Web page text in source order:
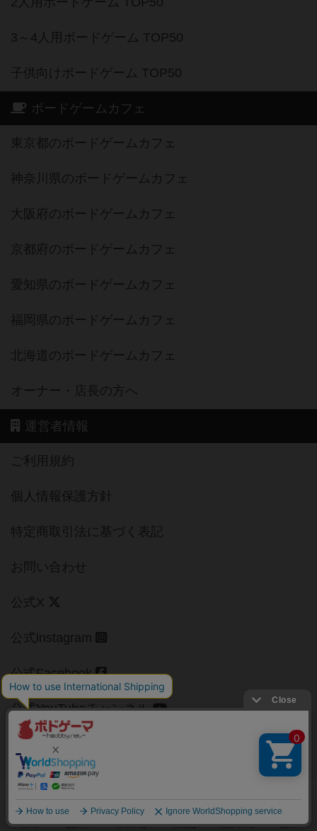
3～4人用ボードゲーム TOP50
子供向けボードゲーム TOP50
ボードゲームカフェ
東京都のボードゲームカフェ
神奈川県のボードゲームカフェ
大阪府のボードゲームカフェ
京都府のボードゲームカフェ
愛知県のボードゲームカフェ
福岡県のボードゲームカフェ
北海道のボードゲームカフェ
オーナー・店長の方へ
運営者情報
ご利用規約
個人情報保護方針
特定商取引法に基づく表記
お問い合わせ
公式X
公式instagram
公式Facebook
公式YouTubeチャンネル